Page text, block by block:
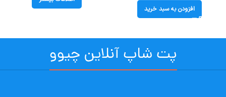
افزودن به سبد خرید
پت شاپ آنلاین چیوو